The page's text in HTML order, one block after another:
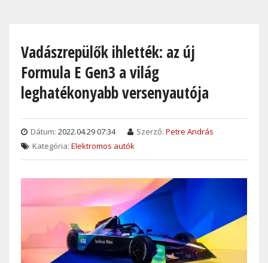
contentVadászrepülők ihlették: az új
Formula E Gen3 a világ
leghatékonyabb versenyautója
Dátum: 2022.04.29 07:34 Szerző: Petre András
Kategória: Elektromos autók